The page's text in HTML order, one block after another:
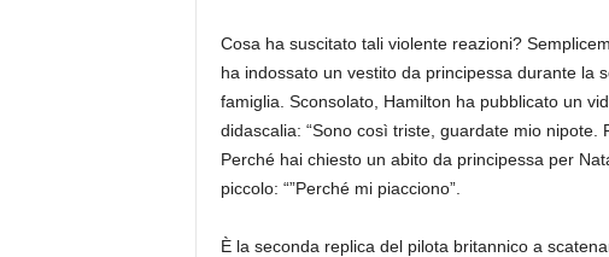
Cosa ha suscitato tali violente reazioni?
ha indossato un vestito da principessa durante la
famiglia. Sconsolato, Hamilton ha pubblicato un
didascalia: “Sono così triste, guardate mio
Perché hai chiesto un abito da principessa per
piccolo: “”Perché mi piacciono”.
È la seconda replica del pilota britannico a